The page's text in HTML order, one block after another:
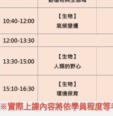
※實際上課內容將依學員程度等